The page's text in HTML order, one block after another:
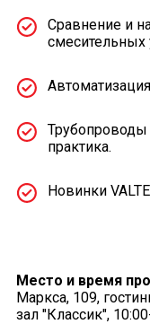
Сравнение и
смесительных
практика.
Новинки
Место и время
Маркса, 109,
зал "Классик",